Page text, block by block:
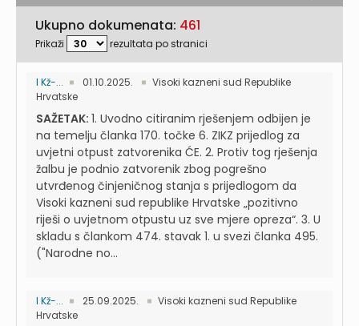
Ukupno dokumenata: 461
Prikaži rezultata po stranici
I Kž-... 01.10.2025.
Visoki kazneni sud Republike
Hrvatske
SAŽETAK: 1. Uvodno citiranim rješenjem odbijen je
na temelju članka 170. točke 6. ZIKZ prijedlog za
uvjetni otpust zatvorenika ĆE. 2. Protiv tog rješenja
žalbu je podnio zatvorenik zbog pogrešno
utvrđenog činjeničnog stanja s prijedlogom da
Visoki kazneni sud republike Hrvatske „pozitivno
riješi o uvjetnom otpustu uz sve mjere opreza“. 3. U
skladu s člankom 474. stavak 1. u svezi članka 495.
("Narodne no...
I Kž-... 25.09.2025.
Visoki kazneni sud Republike
Hrvatske